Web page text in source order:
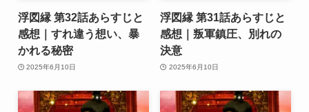
浮図縁 第32話あらすじと
感想｜すれ違う想い、暴
かれる秘密
2025年6月10日
浮図縁 第31話あらすじと
感想｜叛軍鎮圧、別れの
決意
2025年6月10日